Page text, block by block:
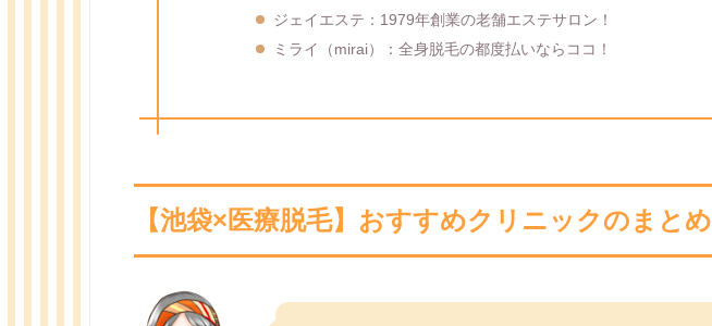
ジェイエステ：1979年創業の老舗エステサロン！
ミライ（mirai）：全身脱毛の都度払いならココ！
【池袋×医療脱毛】おすすめクリニックのまとめ